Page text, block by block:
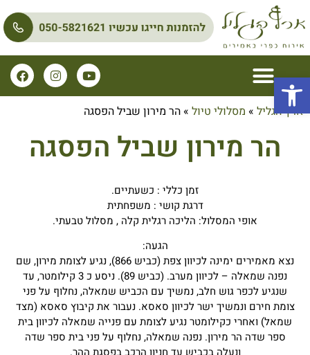
פתח סרגל נגישות
ארץ הגליל » מסלולי טיול »הר מירון שביל הפסגה
הר מירון שביל הפסגה
זמן כללי : כשעתיים.
דרגת קושי : משפחתית
אופי המסלול: הליכה רגלית קלה , מסלול טבעתי.
הגעה:
נצא מאמירים ימינה לכיוון צפת (כביש 866), נגיע לצומת מירון, שם
נפנה שמאלה – לכיוון מערב. (כביש 89). ניסע כ 3 קילומטר, עד
שנגיע לכפר גוש חלב, נמשיך עם הכביש שמאלה, נחלוף על פני
צומת חירם ונמשיך ישר לכיוון סאסא. נעבור את קיבוץ סאסא (מצד
שמאל) ואחרי כקילומטר נגיע לצומת עם פנייה שמאלה לכיוון בית
ספר שדה הר מירון. נפנה שמאלה, נחלוף על פני בית ספר שדה